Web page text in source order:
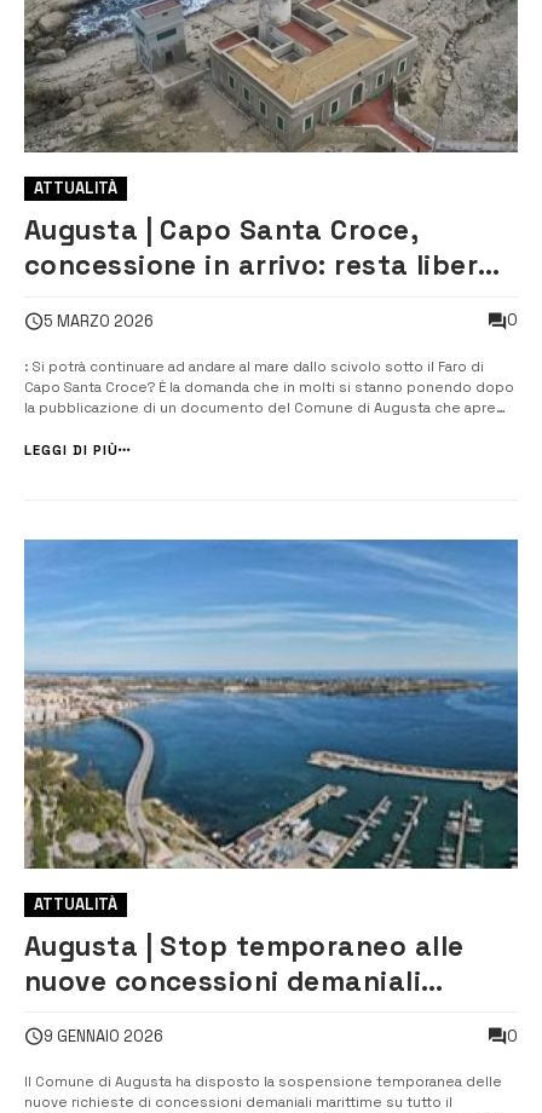
ATTUALITÀ
Augusta | Capo Santa Croce,
concessione in arrivo: resta libero
5 MARZO 2026 0
: Si potrà continuare ad andare al mare dallo scivolo sotto il Faro di
Capo Santa Croce? È la domanda che in molti si stanno ponendo dopo
la pubblicazione di un documento del Comune di Augusta che apre
sollevare la questione è Cinzia Di Modica, […]
LEGGI DI PIÙ
ATTUALITÀ
Augusta | Stop temporaneo alle
nuove concessioni demaniali
9 GENNAIO 2026 0
Il Comune di Augusta ha disposto la sospensione temporanea delle
nuove richieste di concessioni demaniali marittime su tutto il